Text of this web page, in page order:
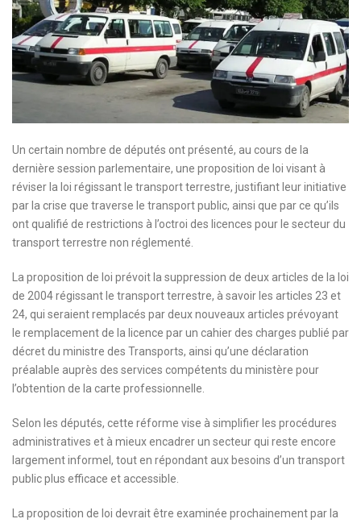
Un certain nombre de députés ont présenté, au cours de la
dernière session parlementaire, une proposition de loi visant à
réviser la loi régissant le transport terrestre, justifiant leur initiative
par la crise que traverse le transport public, ainsi que par ce qu’ils
ont qualifié de restrictions à l’octroi des licences pour le secteur du
transport terrestre non réglementé.
La proposition de loi prévoit la suppression de deux articles de la loi
de 2004 régissant le transport terrestre, à savoir les articles 23 et
24, qui seraient remplacés par deux nouveaux articles prévoyant
le remplacement de la licence par un cahier des charges publié par
décret du ministre des Transports, ainsi qu’une déclaration
préalable auprès des services compétents du ministère pour
l’obtention de la carte professionnelle.
Selon les députés, cette réforme vise à simplifier les procédures
administratives et à mieux encadrer un secteur qui reste encore
largement informel, tout en répondant aux besoins d’un transport
public plus efficace et accessible.
La proposition de loi devrait être examinée prochainement par la